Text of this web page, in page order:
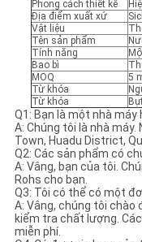
Phong cách thiết kế
Địa điểm xuất xứ
Vật liệu
Tên sản phẩm
Tính năng
Bao bì
MOQ
5
Từ khóa
Từ khóa
Q1: Bạn là một nhà
A: Chúng tôi là nhà
Town, Huadu District,
Q2: Các sản phẩm có
A: Vâng, bạn của tôi.
Rohs cho bạn.
Q3: Tôi có thể có một
A: Vâng, chúng tôi
kiểm tra chất lượng.
miễn phí.